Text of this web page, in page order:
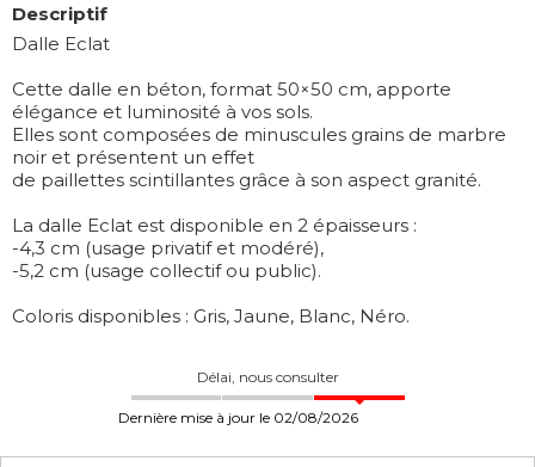
Descriptif
Dalle Eclat
Cette dalle en béton, format 50×50 cm, apporte
élégance et luminosité à vos sols.
Elles sont composées de minuscules grains de marbre
noir et présentent un effet
de paillettes scintillantes grâce à son aspect granité.
La dalle Eclat est disponible en 2 épaisseurs :
-4,3 cm (usage privatif et modéré),
-5,2 cm (usage collectif ou public).
Coloris disponibles : Gris, Jaune, Blanc, Néro.
Délai, nous consulter
Dernière mise à jour le 02/08/2026